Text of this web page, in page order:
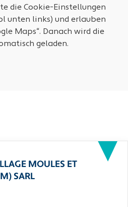
die Cookie-Einstellungen
unten links) und erlauben
Maps“. Danach wird die
geladen.
MOULES ET
SARL